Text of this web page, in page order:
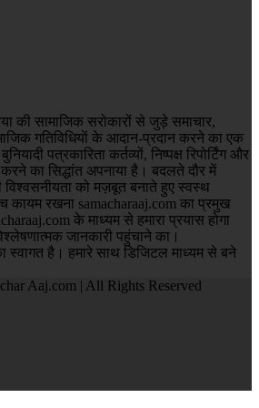
की सामाजिक सरोकारों से जुड़े समाचार,
गतिविधियाें के आदान-प्रदान करने का एक
पत्रकारिता कर्तव्यों, निष्पक्ष रिपोर्टिंग और
करने का सिद्धांत अपनाया है। बदलते दौर में
को मज़बूत बनाते हुए स्वस्थ
कायम रखना samacharaaj.com का प्रमुख
के माध्यम से हमारा प्रयास होगा
जानकारी पहुंचाने का।
स्‍वागत है। हमारे साथ डिजिटल माध्‍यम से बने
Aaj.com | All Rights Reserved